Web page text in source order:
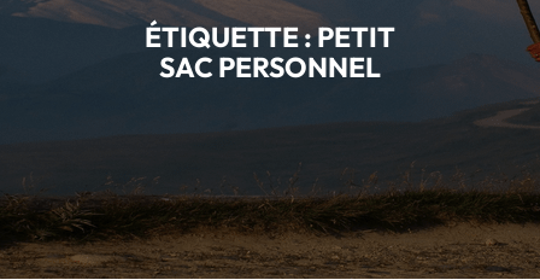
ÉTIQUETTE :PETIT
SAC PERSONNEL